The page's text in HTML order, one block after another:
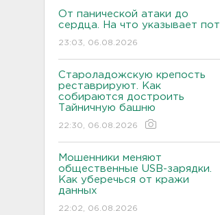
От панической атаки до
сердца. На что указывает пот
23:03, 06.08.2026
Староладожскую крепость
реставрируют. Как
собираются достроить
Тайничную башню
22:30, 06.08.2026
Мошенники меняют
общественные USB-зарядки.
Как уберечься от кражи
данных
22:02, 06.08.2026